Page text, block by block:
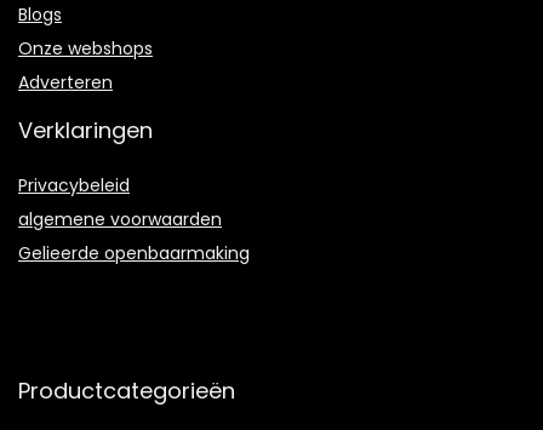
Blogs
Onze webshops
Adverteren
Verklaringen
Privacybeleid
algemene voorwaarden
Gelieerde openbaarmaking
Productcategorieën